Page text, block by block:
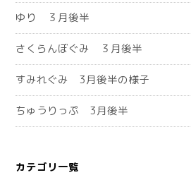
ゆり ３月後半
さくらんぼぐみ ３月後半
すみれぐみ 3月後半の様子
ちゅうりっぷ 3月後半
カテゴリ一覧